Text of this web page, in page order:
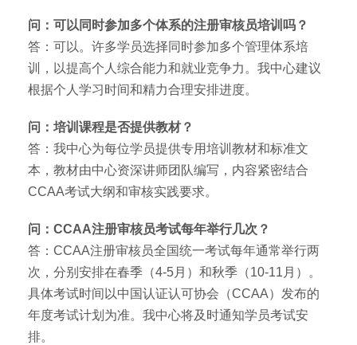
问：可以同时参加多个体系的注册审核员培训吗？
答：可以。许多学员选择同时参加多个管理体系培
训，以提高个人综合能力和就业竞争力。我中心建议
根据个人学习时间和精力合理安排进度。
问：培训课程是否提供教材？
答：我中心为每位学员提供专用培训教材和标准文
本，教材由中心资深讲师团队编写，内容紧密结合
CCAA考试大纲和审核实践要求。
问：CCAA注册审核员考试每年举行几次？
答：CCAA注册审核员全国统一考试每年通常举行两
次，分别安排在春季（4-5月）和秋季（10-11月）。
具体考试时间以中国认证认可协会（CCAA）发布的
年度考试计划为准。我中心将及时通知学员考试安
排。